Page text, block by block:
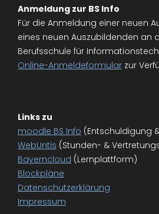
Anmeldung zur BS Info
Für die Anmeldung einer neuen
eines neuen Auszubildenden an
Berufsschule für
Online-Anmeldeformular zur
Links zu
moodle BS Info (Entschuldigung
WebUntis (Stunden- &
Bayerncloud (Lernplattform)
Blockpläne
Datenschutzerklärung
Impressum